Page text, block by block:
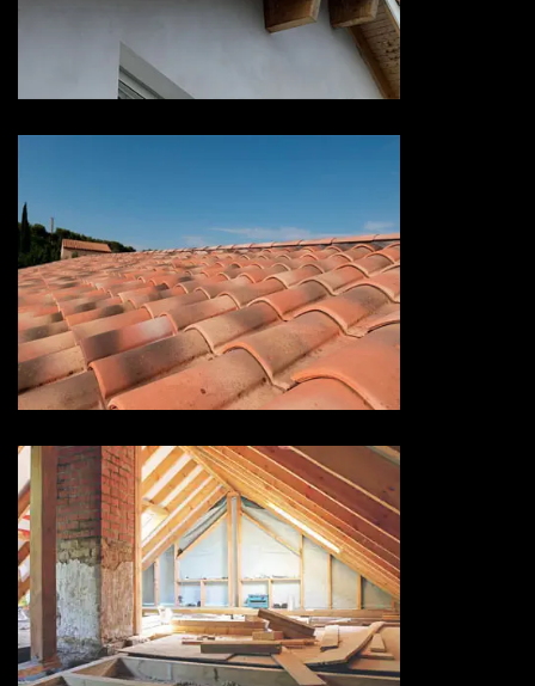
Devis habillage planche de rive
73 Savoie
Devis hydrofuge toiture 73
Savoie
Isolation de toiture 73 Savoie